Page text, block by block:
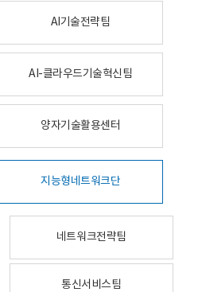
AI기술전략팀
AI-클라우드기술혁신팀
양자기술활용센터
지능형네트워크단
네트워크전략팀
통신서비스팀